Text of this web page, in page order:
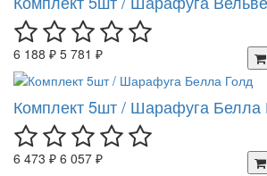
6 188 ₽ 5 781 ₽
Комплект 5шт / Шарафуга Белла
6 473 ₽ 6 057 ₽